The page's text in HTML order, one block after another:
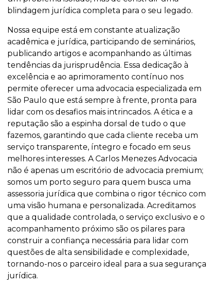
blindagem jurídica completa para o seu legado.
Nossa equipe está em constante atualização
acadêmica e jurídica, participando de seminários,
publicando artigos e acompanhando as últimas
tendências da jurisprudência. Essa dedicação à
excelência e ao aprimoramento contínuo nos
permite oferecer uma advocacia especializada em
São Paulo que está sempre à frente, pronta para
lidar com os desafios mais intrincados. A ética e a
reputação são a espinha dorsal de tudo o que
fazemos, garantindo que cada cliente receba um
serviço transparente, íntegro e focado em seus
melhores interesses. A Carlos Menezes Advocacia
não é apenas um escritório de advocacia premium;
somos um porto seguro para quem busca uma
assessoria jurídica que combina o rigor técnico com
uma visão humana e personalizada. Acreditamos
que a qualidade controlada, o serviço exclusivo e o
acompanhamento próximo são os pilares para
construir a confiança necessária para lidar com
questões de alta sensibilidade e complexidade,
tornando-nos o parceiro ideal para a sua segurança
jurídica.